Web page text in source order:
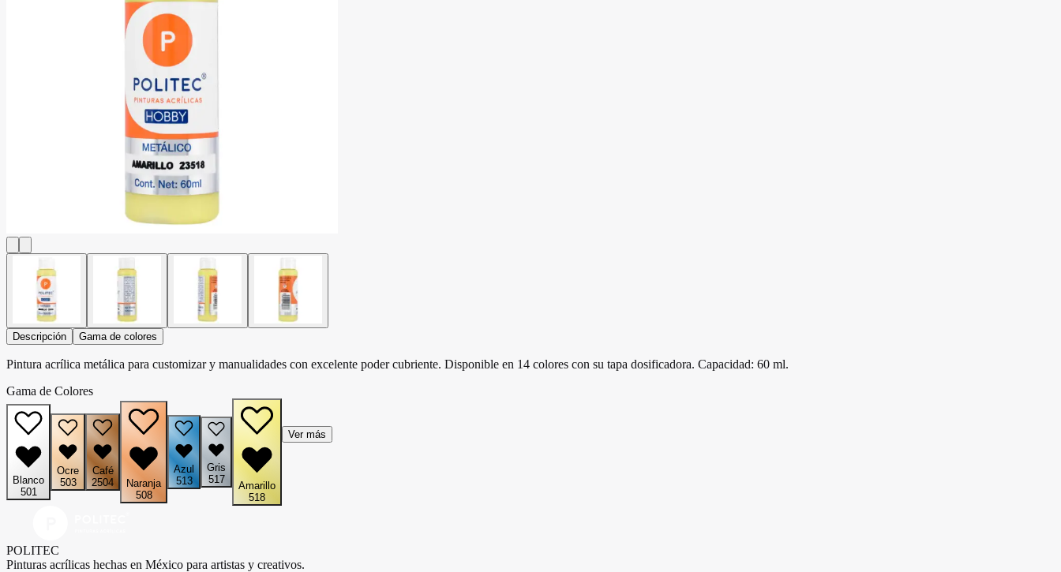
Descripción Gama de colores
Pintura acrílica metálica para customizar y manualidades con excelente poder cubriente. Disponible en 14 colores con su tapa dosificadora. Capacidad: 60 ml.
Gama de Colores
Blanco
501
Ocre
503
Café
2504
Naranja
508
Azul
513
Gris
517
Amarillo
518
Ver más
POLITEC
Pinturas acrílicas hechas en México para artistas y creativos.